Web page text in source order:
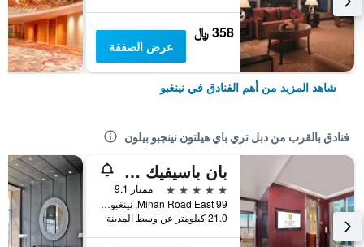
358 ﷼
عرض الصفقة
شاهد المزيد من أهم الفنادق في نينغبو
فنادق بالقرب من دبل تري باي هيلتون نينجبو بيلون
بان باسيفيك نينجبو
5 نجوم
ممتاز 9.1
Minan Road East 99, نينغبو, الصين
21.0 كيلومتر عن وسط المدينة